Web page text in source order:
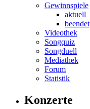
Gewinnspiele
aktuell
beendet
Videothek
Songquiz
Songduell
Mediathek
Forum
Statistik
Konzerte